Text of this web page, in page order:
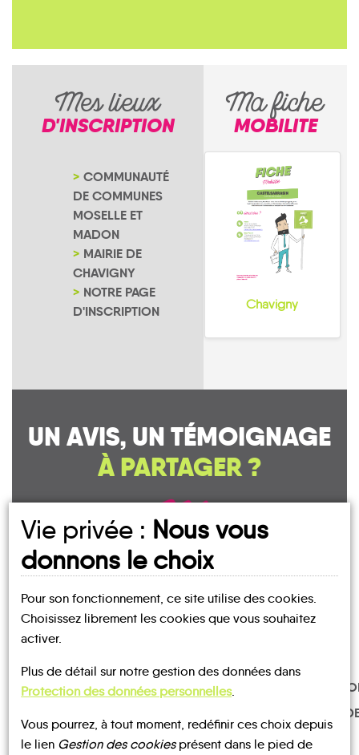
Mes lieux
D'INSCRIPTION
COMMUNAUTÉ
DE COMMUNES
MOSELLE ET
MADON
MAIRIE DE
CHAVIGNY
NOTRE PAGE
D'INSCRIPTION
Ma fiche
MOBILITE
Chavigny
UN AVIS, UN TÉMOIGNAGE
À PARTAGER ?
CONTACTEZ-NOUS !
BUS BUS
Vie privée : Nous vous
donnons le choix
Pour son fonctionnement, ce site utilise des cookies.
Choisissez librement les cookies que vous souhaitez
activer.
Plus de détail sur notre gestion des données dans
Protection des données personnelles.
Vous pourrez, à tout moment, redéfinir ces choix depuis
le lien Gestion des cookiesprésent dans le pied de